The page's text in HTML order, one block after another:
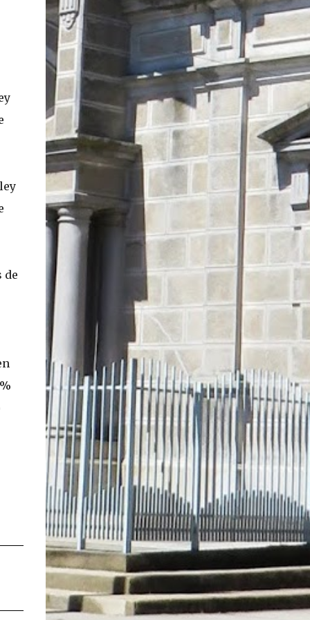
de
En concreto, las personas podrán acceder a
su carnet y/o pasaporte en una aplicación
móvil del Registro Civil, la cual estará
disponible en iOS y Android. El director del
Registro Civil, Omar Morales, detalló que
"quien renueve a partir del 16 de diciembre,
va a poder sacar cédula de identidad digital
y pasaporte digital. Van a tener la
funcionalidad en su celular a partir de una
app especial, que va a permitir que a través
persona es quien dice ser". Morales también
detalló, en el matinal "Mucho Gusto" de
Mega, las importantes medidas de